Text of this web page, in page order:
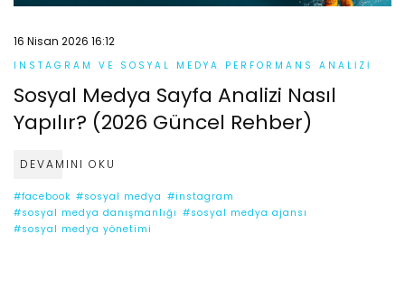
16 Nisan 2026 16:12
INSTAGRAM VE SOSYAL MEDYA PERFORMANS ANALIZI
Sosyal Medya Sayfa Analizi Nasıl
Yapılır? (2026 Güncel Rehber)
DEVAMINI OKU
#facebook #sosyal medya #instagram
#sosyal medya danışmanlığı #sosyal medya ajansı
#sosyal medya yönetimi